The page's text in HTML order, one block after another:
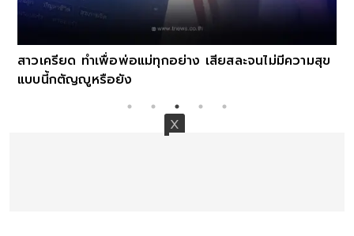
สาวเครียด ทำเพื่อพ่อแม่ทุกอย่าง เสียสละจนไม่มีความสุข
แบบนี้กตัญญูหรือยัง